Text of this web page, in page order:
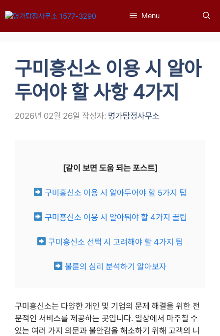
텐
츠
Menu
구미흥신소 이용 시 알아
두어야 할 사항 4가지
2026년 02월 26일 작성자: 명가탐정사무소
[같이 보면 도움 되는 포스트]
구미흥신소 이용 시 알아두어야 할 5가지 팁
구미흥신소 이용 시 알아둬야 할 4가지 꿀팁
구미흥신소 선택 시 고려해야 할 4가지 팁
불륜의 심리 분석하기 알아보자
구미흥신소는 다양한 개인 및 기업의 문제 해결을 위한 전
문적인 서비스를 제공하는 곳입니다. 일상에서 마주칠 수
있는 여러 가지 의문과 불안감을 해소하기 위해 고객의 니